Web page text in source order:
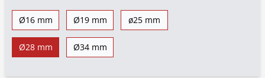
Ø16 mm Ø19 mm ø25 mm
Ø28 mm Ø34 mm